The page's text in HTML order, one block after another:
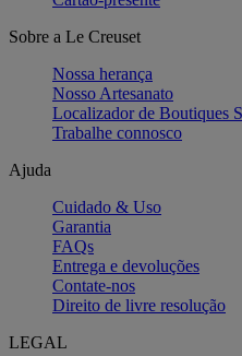
Sobre a Le Creuset
Nossa herança
Nosso Artesanato
Localizador de Boutiques
Trabalhe connosco
Ajuda
Cuidado & Uso
Garantia
FAQs
Entrega e devoluções
Contate-nos
Direito de livre resolução
LEGAL